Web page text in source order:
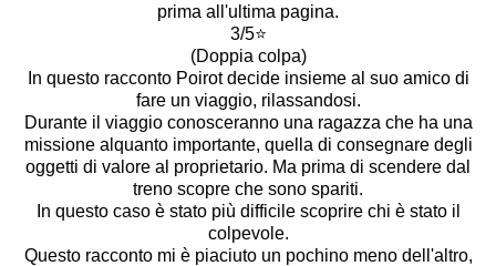
prima all'ultima pagina.
3/5⭐️
(Doppia colpa)
In questo racconto Poirot decide insieme al suo amico di
fare un viaggio, rilassandosi.
Durante il viaggio conosceranno una ragazza che ha una
missione alquanto importante, quella di consegnare degli
oggetti di valore al proprietario. Ma prima di scendere dal
treno scopre che sono spariti.
In questo caso è stato più difficile scoprire chi è stato il
colpevole.
Questo racconto mi è piaciuto un pochino meno dell'altro,